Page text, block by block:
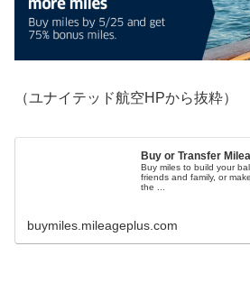
（ユナイテッド航空HPから抜粋）
Buy or Transfer
Buy miles to build your
friends and family, or
the ...
buymiles.mileageplus.com